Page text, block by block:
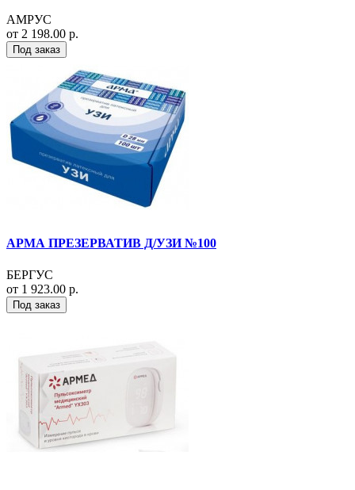
АМРУС
от 2 198.00 р.
Под заказ
АРМА ПРЕЗЕРВАТИВ Д/УЗИ №100
БЕРГУС
от 1 923.00 р.
Под заказ